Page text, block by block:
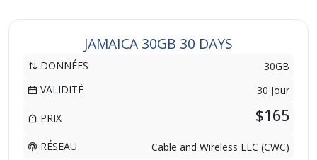
JAMAICA 30GB 30 DAYS
DONNÉES
30GB
VALIDITÉ
30 Jour
PRIX $165
RÉSEAU Cable and Wireless LLC (CWC)